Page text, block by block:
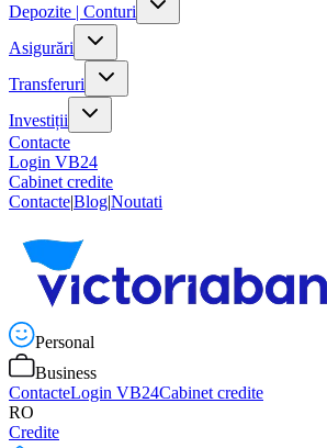
Depozite | Conturi
Asigurări
Transferuri
Investiții
Contacte
Login VB24
Cabinet credite
Contacte|Blog|Noutati
Personal
Business
ContacteLogin VB24Cabinet credite
RO
Credite